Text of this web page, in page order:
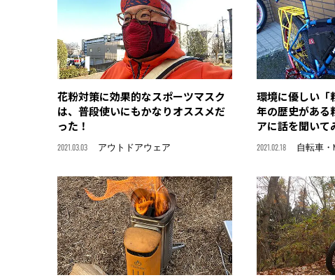
花粉対策に効果的なスポーツマスク
は、普段使いにもかなりオススメだ
った！
2021.03.03 アウトドアウェア
環境に優しい「
年の歴史がある
アに話を聞いて
2021.02.18 自転車・